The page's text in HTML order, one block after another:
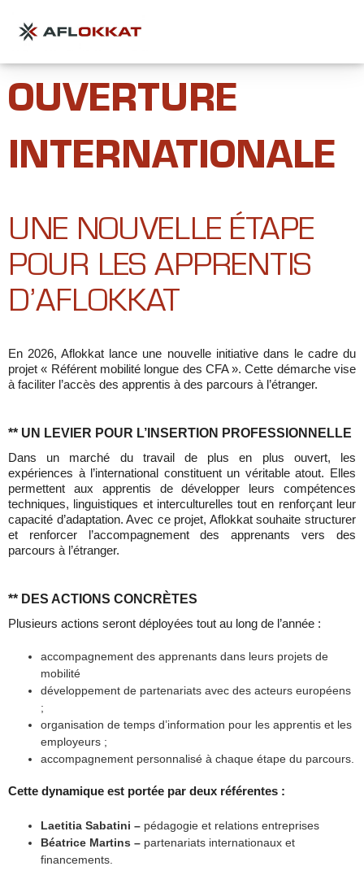
OUVERTURE
INTERNATIONALE
UNE NOUVELLE ÉTAPE
POUR LES APPRENTIS
D’AFLOKKAT
En 2026, Aflokkat lance une nouvelle initiative dans le cadre du
projet « Référent mobilité longue des CFA ». Cette démarche vise
à faciliter l’accès des apprentis à des parcours à l’étranger.
** UN LEVIER POUR L’INSERTION PROFESSIONNELLE
Dans un marché du travail de plus en plus ouvert, les
expériences à l’international constituent un véritable atout. Elles
permettent aux apprentis de développer leurs compétences
techniques, linguistiques et interculturelles tout en renforçant leur
capacité d’adaptation. Avec ce projet, Aflokkat souhaite structurer
et renforcer l’accompagnement des apprenants vers des
parcours à l’étranger.
** DES ACTIONS CONCRÈTES
Plusieurs actions seront déployées tout au long de l’année :
accompagnement des apprenants dans leurs projets de
mobilité
développement de partenariats avec des acteurs européens
;
organisation de temps d’information pour les apprentis et les
employeurs ;
accompagnement personnalisé à chaque étape du parcours.
Cette dynamique est portée par deux référentes :
Laetitia Sabatini – pédagogie et relations entreprises
Béatrice Martins – partenariats internationaux et
financements.